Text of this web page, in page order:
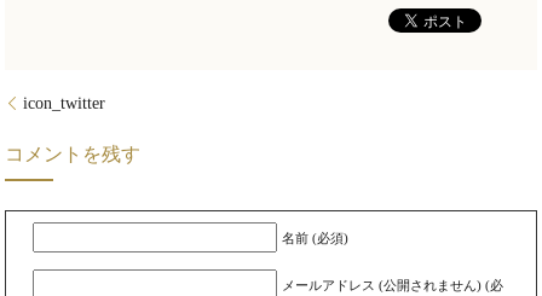
icon_twitter
コメントを残す
名前 (必須)
メールアドレス (公開されません) (必